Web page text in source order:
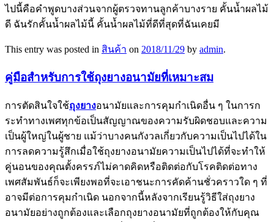
ไปนี้คือคำพูดบางส่วนจากผู้ตรวจทานลูกค้าบางราย คั้นน้ำผลไม้
ดี ฉันรักคั้นน้ำผลไม้นี้ คั้นน้ำผลไม้ที่ดีที่สุดที่ฉันเคยมี
This entry was posted in สินค้า on 2018/11/29 by admin.
คู่มือสำหรับการใช้ถุงยางอนามัยที่เหมาะสม
การตัดสินใจใช้ถุงยางอนามัยและการคุมกำเนิดอื่น ๆ ในการก
ระทำทางเพศทุกข้อเป็นสัญญาณของความรับผิดชอบและความ
เป็นผู้ใหญ่ในผู้ชาย แม้ว่าบางคนกังวลเกี่ยวกับความเป็นไปได้ใน
การลดความรู้สึกเมื่อใช้ถุงยางอนามัยความเป็นไปได้ที่จะทำให้
คู่นอนของคุณตั้งครรภ์ไม่คาดคิดหรือติดต่อกับโรคติดต่อทาง
เพศสัมพันธ์ก็จะเพียงพอที่จะเอาชนะการคัดค้านชั่วคราวใด ๆ ที่
อาจมีต่อการคุมกำเนิด นอกจากนี้หลังจากเรียนรู้วิธีใส่ถุงยาง
อนามัยอย่างถูกต้องและเลือกถุงยางอนามัยที่ถูกต้องให้กับคุณ